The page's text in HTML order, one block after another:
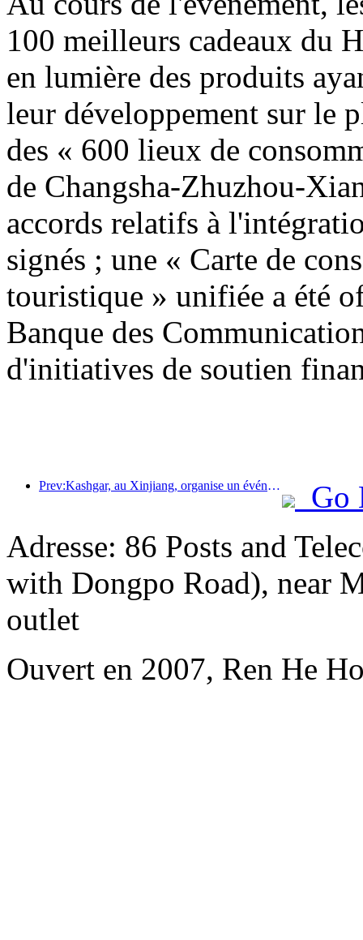
100 meilleurs cadeaux du
en lumière des produits
leur développement sur le
des « 600 lieux de
de Changsha-Zhuzhou-
accords relatifs à
signés ; une « Carte de
touristique » unifiée a été
Banque des
d'initiatives de soutien
Prev:Kashgar, au Xinjiang, organise un événement de promotion touristique pour favoriser les échanges interethniques.
Go
Adresse: 86 Posts and
with Dongpo Road), near
outlet
Ouvert en 2007, Ren He